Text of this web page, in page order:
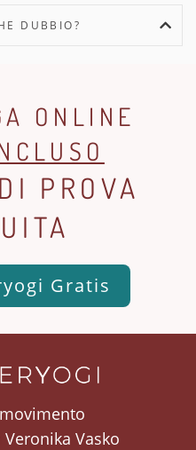
DUBBIO?
ONLINE
PROVA
Gratis
Vasko